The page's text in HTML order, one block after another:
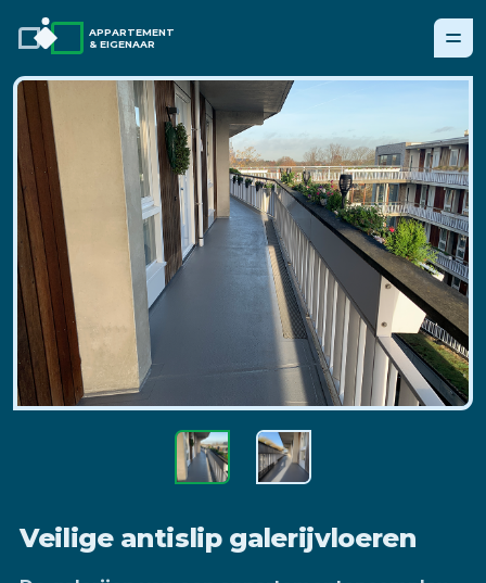
APPARTEMENT
& EIGENAAR
Veilige antislip galerijvloeren